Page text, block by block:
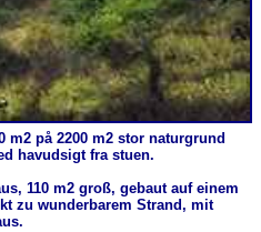
m2 på 2200 m2 stor naturgrund
havudsigt fra stuen.
110 m2 groß, gebaut auf einem
zu wunderbarem Strand, mit